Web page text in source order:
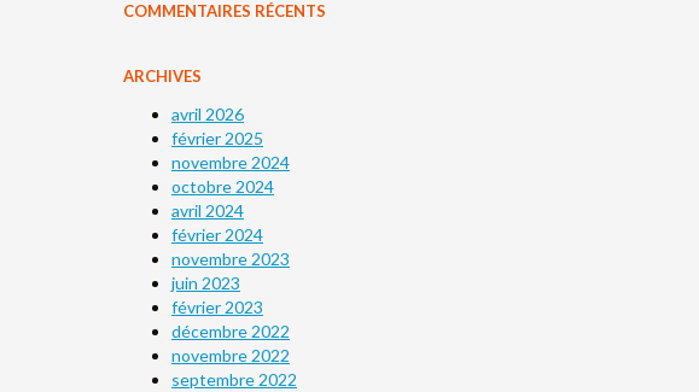
COMMENTAIRES RÉCENTS
ARCHIVES
avril 2026
février 2025
novembre 2024
octobre 2024
avril 2024
février 2024
novembre 2023
juin 2023
février 2023
décembre 2022
novembre 2022
septembre 2022